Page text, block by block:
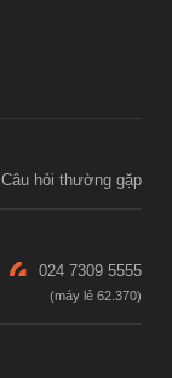
Câu hỏi thường gặp
024 7309 5555